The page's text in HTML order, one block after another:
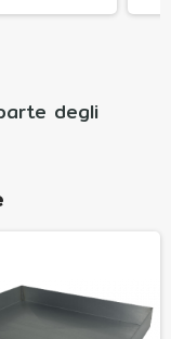
degli